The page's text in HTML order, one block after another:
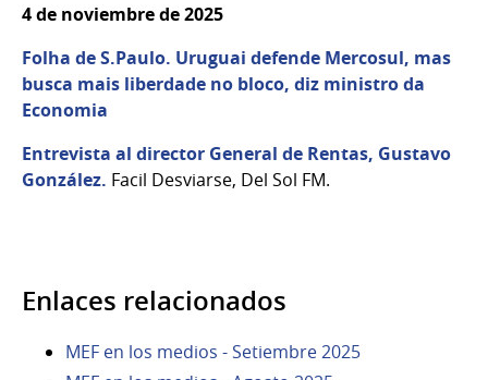
4 de noviembre de 2025
Folha de S.Paulo. Uruguai defende Mercosul, mas
busca mais liberdade no bloco, diz ministro da
Economia
Entrevista al director General de Rentas, Gustavo
González. Facil Desviarse, Del Sol FM.
Enlaces relacionados
MEF en los medios - Setiembre 2025